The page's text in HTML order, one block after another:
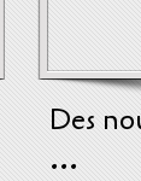
Des
...